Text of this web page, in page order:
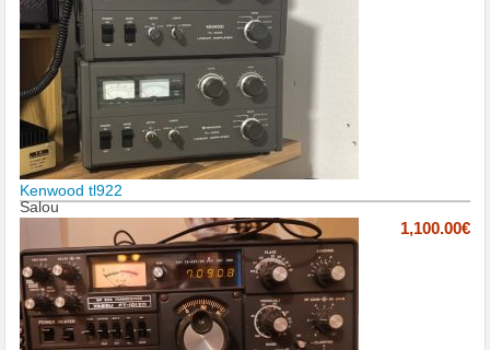
Kenwood tl922
Salou
1,100.00€